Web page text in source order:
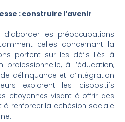
: construire l’avenir
d’aborder les préoccupations
celles concernant la
portent sur les défis liés à
professionnelle, à l’éducation,
délinquance et d’intégration
explorent les dispositifs
citoyennes visant à offrir des
à renforcer la cohésion sociale